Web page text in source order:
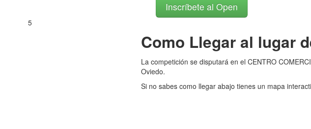
Inscríbete al Open
5
Como Llegar al lugar
La competición se disputará en el CENTRO
Oviedo.
Si no sabes como llegar abajo tienes un mapa